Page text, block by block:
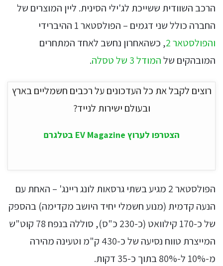
הרכב השוודית ששייכת לג'ילי הסינית. ליין המוצרים של
החברה כולל שני דגמים – הפולסטאר 1 ההיברידי
והפולסטאר 2 , כשהאחרון נחשב לאחד המתחרים
המובהקים שלהמודל 3 של טסלה .
רוצים לקבל את כל העדכונים על רכבים חשמליים בארץ
ובעולם ישירות לנייד?
הצטרפו לערוץ EV Magazine בטלגרם
הפולסטאר 2 מגיע בשתי גרסאות לונג ריינג' – האחת עם
הנעה קדמית (מנוע חשמלי יחיד היושב מקדימה) בהספק
של כ-170 קילוואט (כ-230 כ"ס), סוללה בנפח 78 קוט"ש
המייצרת טווח נסיעה של כ-430 ק"מ וטעינה מהירה
מ-10% ל-80% בתוך כ-35 דקות.